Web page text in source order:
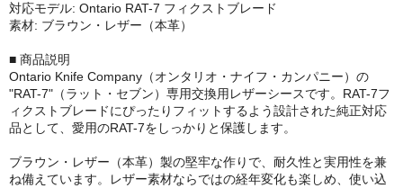
対応モデル: Ontario RAT-7 フィクストブレード
素材: ブラウン・レザー（本革）
■ 商品説明
Ontario Knife Company（オンタリオ・ナイフ・カンパニー）の
"RAT-7"（ラット・セブン）専用交換用レザーシースです。RAT-7フ
ィクストブレードにぴったりフィットするよう設計された純正対応
品として、愛用のRAT-7をしっかりと保護します。
ブラウン・レザー（本革）製の堅牢な作りで、耐久性と実用性を兼
ね備えています。レザー素材ならではの経年変化も楽しめ、使い込